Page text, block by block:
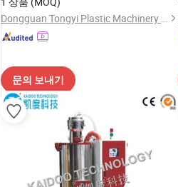
Dongguan Tongyi Plastic Machinery Manufacturing Co.,Ltd
문의 보내기